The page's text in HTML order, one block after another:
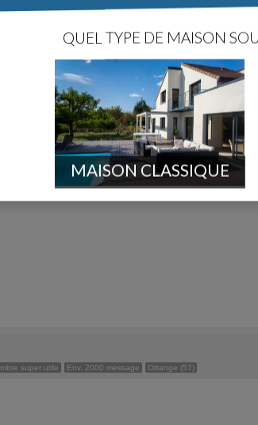
Auteur du sujet
Env. 600 message Moselle
pu de nouvelles, j'espère que ça va de votre
plaisir de déposer notre permis de construire!
super utile Env. 2000 message Ottange (57)
QUEL TYPE DE MAISON
MAISON CLASSIQUE